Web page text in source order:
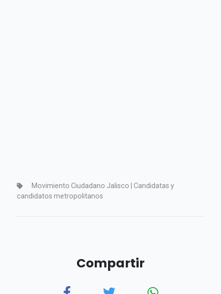
Movimiento Ciudadano Jalisco | Candidatas y
candidatos metropolitanos
Compartir